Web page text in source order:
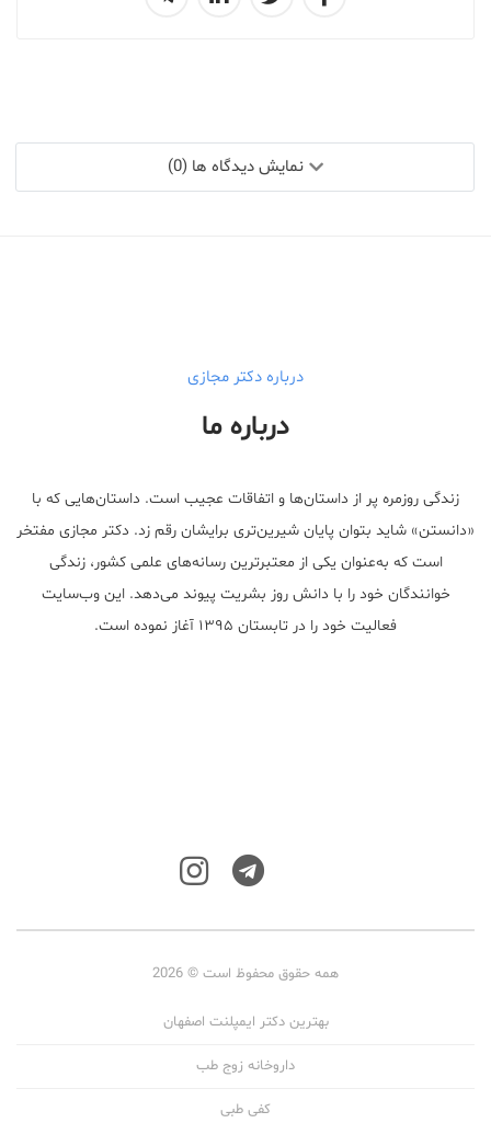
نمایش دیدگاه ها (0)
درباره دکتر مجازی
درباره ما
زندگی روزمره پر از داستان‌ها و اتفاقات عجیب است. داستان‌هایی که با
«دانستن» شاید بتوان پایان شیرین‌تری برایشان رقم زد. دکتر مجازی مفتخر
است که به‌عنوان یکی از معتبر‌ترین رسانه‌های علمی کشور، زندگی
خوانندگان خود را با دانش روز بشریت پیوند می‌دهد. این وب‌سایت
فعالیت خود را در تابستان ۱۳۹۵ آغاز نموده است.
همه حقوق محفوظ است © 2026
بهترین دکتر ایمپلنت اصفهان
داروخانه زوج طب
کفی طبی